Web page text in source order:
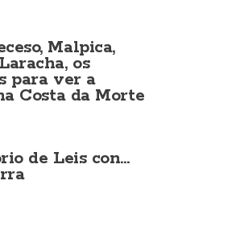
Malpica,
os
para ver a
Costa da Morte
de Leis con...